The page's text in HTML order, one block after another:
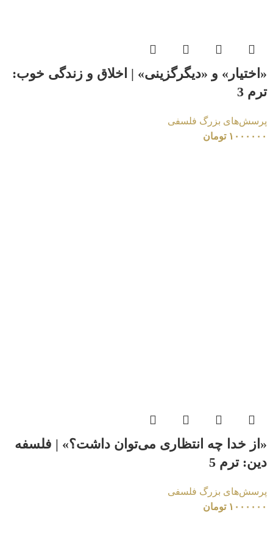
«اختیار» و «دیگرگزینی» | اخلاق و زندگی خوب:
ترم 3
پرسش‌های بزرگ فلسفی
۱۰۰۰۰۰۰ تومان
«از خدا چه انتظاری می‌توان داشت؟» | فلسفه
دین: ترم 5
پرسش‌های بزرگ فلسفی
۱۰۰۰۰۰۰ تومان